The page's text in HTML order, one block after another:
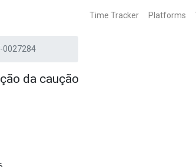
Time Tracker Platforms
0027284
da caução